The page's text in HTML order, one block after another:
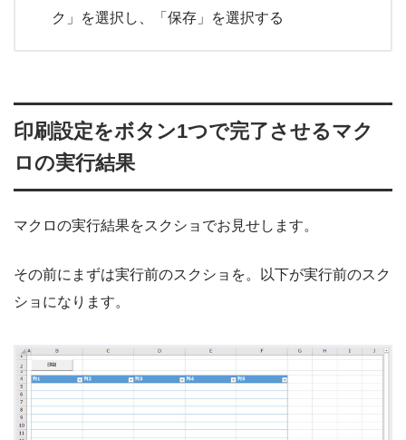
ク」を選択し、「保存」を選択する
印刷設定をボタン1つで完了させるマク
ロの実行結果
マクロの実行結果をスクショでお見せします。
その前にまずは実行前のスクショを。以下が実行前のスク
ショになります。